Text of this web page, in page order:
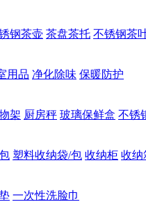
钢茶壶 茶盘茶托 不锈钢茶
用品 净化除味 保暖防护
架 厨房秤 玻璃保鲜盒 不锈
塑料收纳袋/包 收纳柜 收纳
一次性洗脸巾